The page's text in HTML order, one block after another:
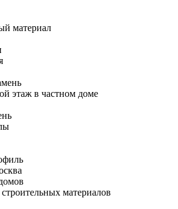
материал
этаж в частном доме
материалов